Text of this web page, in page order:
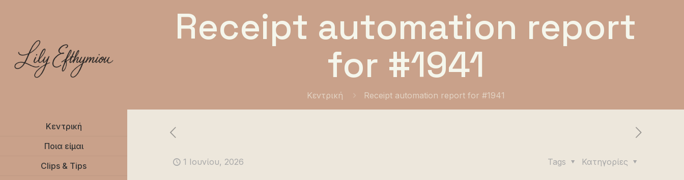
Κεντρική
Ποια είμαι
Clips & Tips
Receipt automation report
for #1941
Κεντρική Receipt automation report for #1941
1 Ιουνίου, 2026 Κατηγορίες
Tags